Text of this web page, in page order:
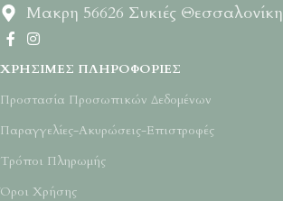
Μακρη 56626 Συκιές Θεσσαλονίκη
ΧΡΉΣΙΜΕΣ ΠΛΗΡΟΦΟΡΊΕΣ
Προστασία Προσωπικών Δεδομένων
Παραγγελίες-Ακυρώσεις-Επιστροφές
Τρόποι Πληρωμής
Όροι Χρήσης